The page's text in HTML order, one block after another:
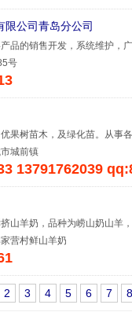
限公司青岛分公司
品的销售开发，系统维护，
号
果树苗木，及绿化苗。从事
城前镇
13791762039
山羊奶，品种为崂山奶山羊
营村鲜山羊奶
2 3 4 5 6 7 8